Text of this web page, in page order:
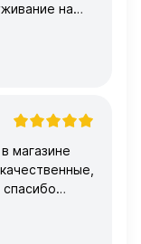
на
очень
магазине